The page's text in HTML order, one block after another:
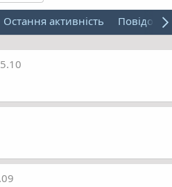
Остання активність